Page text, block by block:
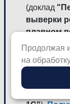
(доклад
выверки
плавном
на ERP с
доклад
Продолжая
на